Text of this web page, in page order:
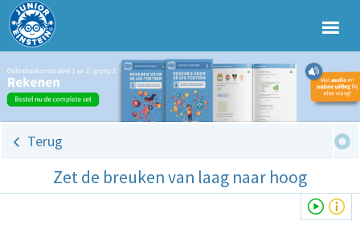
Terug
Zet de breuken van laag naar hoog